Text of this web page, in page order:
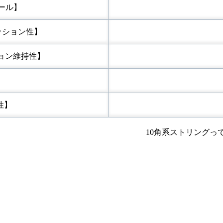
ル】
ョン性】
ン維持性】
10角系ストリングっ